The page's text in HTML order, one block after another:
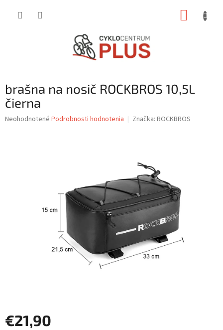
brašna na nosič ROCKBROS 10,5L
čierna
Priemerné
Neohodnotené Podrobnosti hodnotenia Značka: ROCKBROS
€21,90